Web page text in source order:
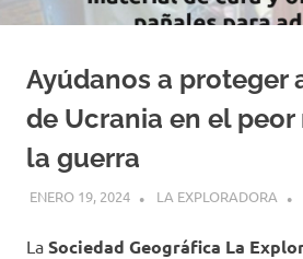
Ayúdanos a proteger
de Ucrania en el
la guerra
ENERO 19, 2024 LA EXPLORADORA
La Sociedad Geográfica La